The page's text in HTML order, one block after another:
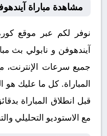
مشاهدة مباراة
نوفر لكم عبر موقع
آيندهوفن و نابولي بث
جميع سرعات الإنترنت،
المباراة. كل ما عليك
قبل انطلاق المباراة
مع الاستوديو التحليلي